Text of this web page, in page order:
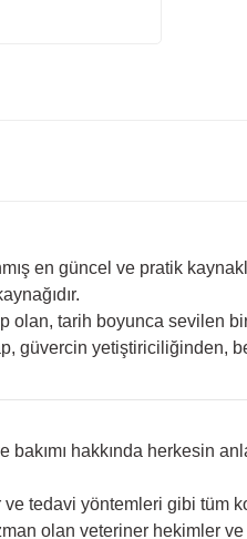
en güncel ve pratik
olan, tarih boyunca sevilen
güvercin yetiştiriciliğinden,
bakımı hakkında herkesin
tedavi yöntemleri gibi tüm
olan veteriner hekimler